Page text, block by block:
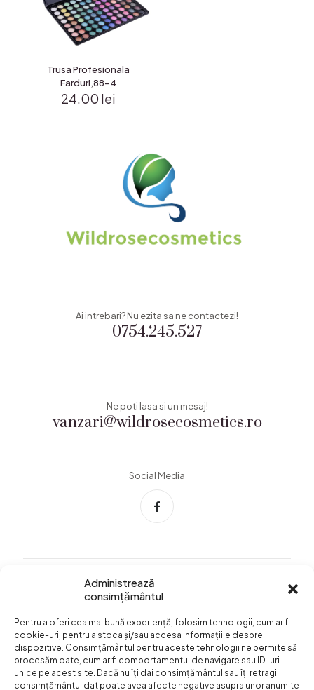
Administrează
consimțământul
Pentru a oferi cea mai bună experiență, folosim tehnologii, cum ar fi
cookie-uri, pentru a stoca și/sau accesa informațiile despre
dispozitive. Consimțământul pentru aceste tehnologii ne permite să
procesăm date, cum ar fi comportamentul de navigare sau ID-uri
unice pe acest site. Dacă nu îți dai consimțământul sau îți retragi
consimțământul dat poate avea afecte negative asupra unor anumite
Trusa Profesionala
Farduri,88-4
24.00 lei
0754.245.527
Ai intrebari? Nu ezita sa ne contactezi!
vanzari@wildrosecosmetics.ro
Ne poti lasa si un mesaj!
Social Media
Termeni si conditii
Confidentialitatea
datelor